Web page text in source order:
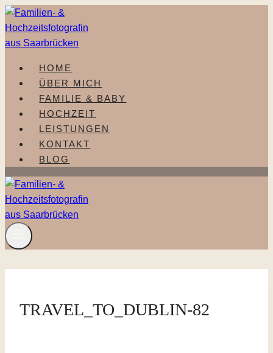
Zum
Inhalt
springen
HOME
ÜBER MICH
FAMILIE & BABY
HOCHZEIT
LEISTUNGEN
KONTAKT
BLOG
TRAVEL_TO_DUBLIN-82